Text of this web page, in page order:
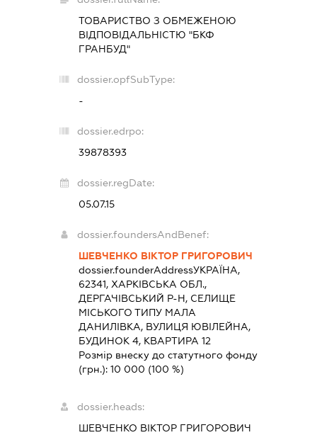
ТОВАРИСТВО З ОБМЕЖЕНОЮ
ВІДПОВІДАЛЬНІСТЮ "БКФ
ГРАНБУД"
dossier.opfSubType:
-
dossier.edrpo:
39878393
dossier.regDate:
05.07.15
dossier.foundersAndBenef:
ШЕВЧЕНКО ВІКТОР ГРИГОРОВИЧ
dossier.founderAddressУКРАЇНА,
62341, ХАРКІВСЬКА ОБЛ.,
ДЕРГАЧІВСЬКИЙ Р-Н, СЕЛИЩЕ
МІСЬКОГО ТИПУ МАЛА
ДАНИЛІВКА, ВУЛИЦЯ ЮВІЛЕЙНА,
БУДИНОК 4, КВАРТИРА 12
Розмір внеску до статутного фонду
(грн.): 10 000 (100 %)
dossier.heads:
ШЕВЧЕНКО ВІКТОР ГРИГОРОВИЧ